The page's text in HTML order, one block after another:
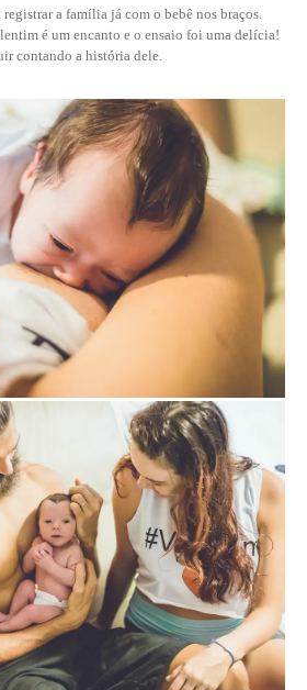
registrar a família já com o bebê nos braços.
é um encanto e o ensaio foi uma delícia!
contando a história dele.